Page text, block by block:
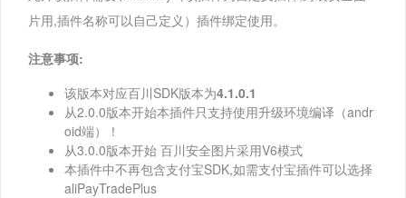
片用,插件名称可以自己定义）插件绑定使用。
注意事项:
该版本对应百川SDK版本为4.1.0.1
从2.0.0版本开始本插件只支持使用升级环境编译（andr
oid端）！
从3.0.0版本开始 百川安全图片采用V6模式
本插件中不再包含支付宝SDK,如需支付宝插件可以选择
aliPayTradePlus